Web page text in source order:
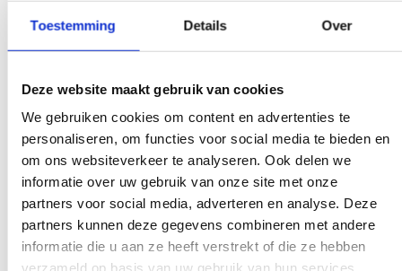
Toestemming Details Over
Deze website maakt gebruik van cookies
We gebruiken cookies om content en advertenties te
personaliseren, om functies voor social media te bieden en
om ons websiteverkeer te analyseren. Ook delen we
informatie over uw gebruik van onze site met onze
partners voor social media, adverteren en analyse. Deze
partners kunnen deze gegevens combineren met andere
informatie die u aan ze heeft verstrekt of die ze hebben
verzameld op basis van uw gebruik van hun services.
Hoe verbeter je de
calamiteitenprocedure binnen je
Je verbetert de calamiteitenprocedure door te investeren in
duidelijke protocollen, regelmatige training van medewerkers,
een open veiligheidscultuur en periodieke evaluatie van eerdere
calamiteiten en meldingen. Preventie begint bij bewustwording.
Praktische stappen om de procedure te versterken:
Stel een helder calamiteitenprotocol op dat voor alle